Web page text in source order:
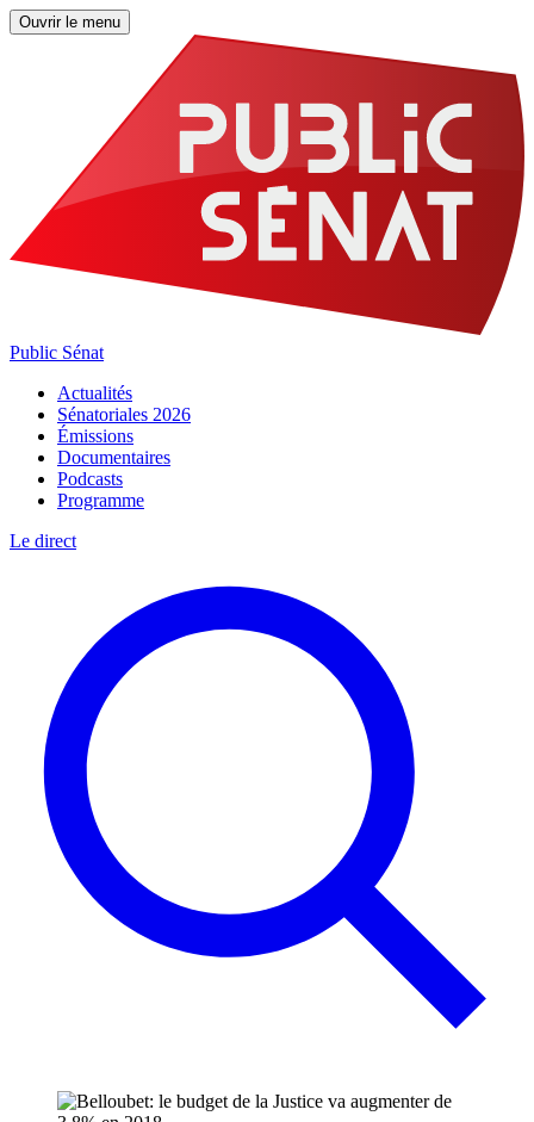
Ouvrir le menu
Public Sénat
Actualités
Sénatoriales 2026
Émissions
Documentaires
Podcasts
Programme
Le direct